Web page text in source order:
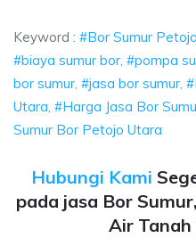
Keyword : #Bor Sumur
#biaya sumur bor, #pompa
bor sumur, #jasa bor sumur,
Utara, #Harga Jasa Bor
Sumur Bor Petojo Utara
Hubungi Kami
pada jasa Bor
Air Tanah